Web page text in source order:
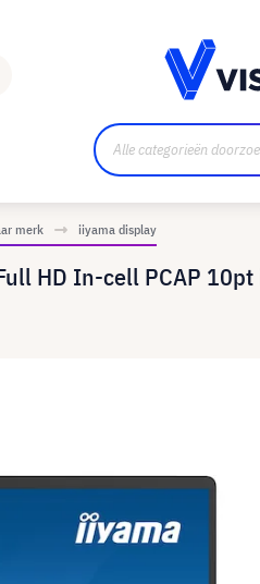
merk iiyama display
HD In-cell PCAP